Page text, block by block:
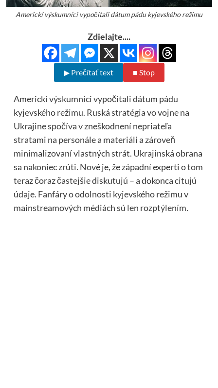
Americkí výskumníci vypočítali dátum pádu kyjevského režimu
Zdielajte....
▶ Prečítať text ■ Stop
Americkí výskumníci vypočítali dátum pádu
kyjevského režimu. Ruská stratégia vo vojne na
Ukrajine spočíva v zneškodnení nepriateľa
stratami na personále a materiáli a zároveň
minimalizovaní vlastných strát. Ukrajinská obrana
sa nakoniec zrúti. Nové je, že západní experti o tom
teraz čoraz častejšie diskutujú – a dokonca citujú
údaje. Fanfáry o odolnosti kyjevského režimu v
mainstreamových médiách sú len rozptýlením.